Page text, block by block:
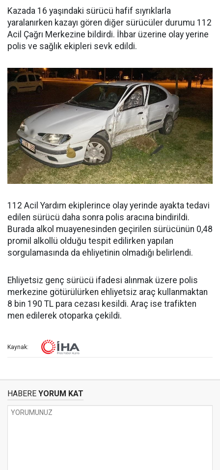
Kazada 16 yaşındaki sürücü hafif sıyrıklarla
yaralanırken kazayı gören diğer sürücüler durumu 112
Acil Çağrı Merkezine bildirdi. İhbar üzerine olay yerine
polis ve sağlık ekipleri sevk edildi.
112 Acil Yardım ekiplerince olay yerinde ayakta tedavi
edilen sürücü daha sonra polis aracına bindirildi.
Burada alkol muayenesinden geçirilen sürücünün 0,48
promil alkollü olduğu tespit edilirken yapılan
sorgulamasında da ehliyetinin olmadığı belirlendi.
Ehliyetsiz genç sürücü ifadesi alınmak üzere polis
merkezine götürülürken ehliyetsiz araç kullanmaktan
8 bin 190 TL para cezası kesildi. Araç ise trafikten
men edilerek otoparka çekildi.
Kaynak:
HABERE YORUM KAT